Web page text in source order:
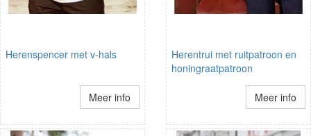
Herenspencer met v-hals
Meer info
Herentrui met ruitpatroon en
honingraatpatroon
Meer info